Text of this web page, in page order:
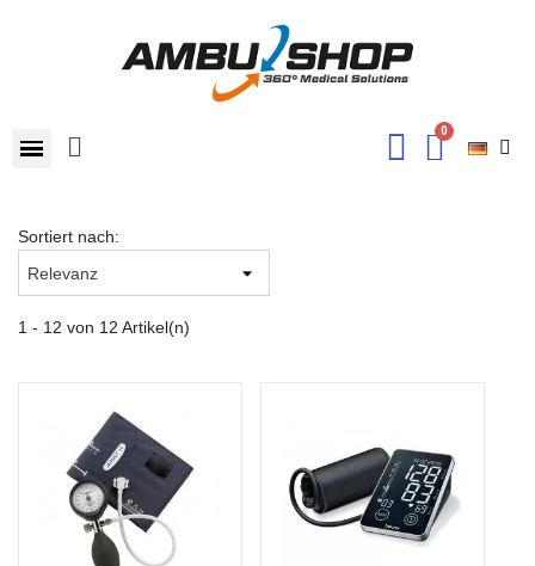
Sortiert nach:
1 - 12 von 12 Artikel(n)